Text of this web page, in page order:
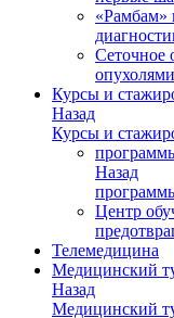
«Рамбам»
Сеточное
опухолями
Курсы и
Назад
Курсы и
Назад
Центр
Телемедицина
Медицинский
Назад
Медицинский